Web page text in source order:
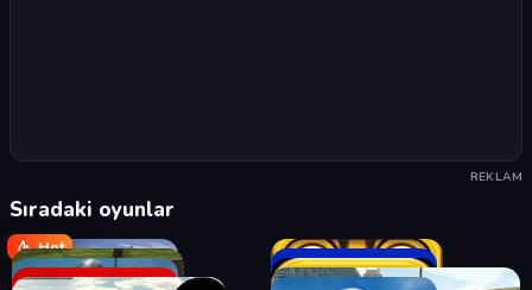
REKLAM
Sıradaki oyunlar
Hot